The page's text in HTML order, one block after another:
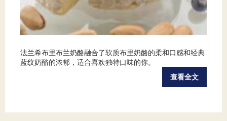
法兰希布里布兰奶酪融合了软质布里奶酪的柔和口感和经典
蓝纹奶酪的浓郁，适合喜欢独特口味的你。
查看全文